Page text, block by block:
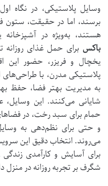
وسایل پلاستیکی، در نگاه
برسند، اما در حقیقت، ستون
هستند، به‌ویژه در
باکس برای حمل غذای روزانه
یخچال و فریزر، حضور
پلاستیکی مدرن، با طراحی‌های
به مدیریت بهتر فضا، حفظ
شایانی می‌کنند. این وسایل،
حمام برای سبد رخت، در
و حتی برای نظم‌دهی به
می‌روند. انتخاب دقیق این
برای آسایش و کارآمدی
شگرف بر تجربه روزانه در منزل